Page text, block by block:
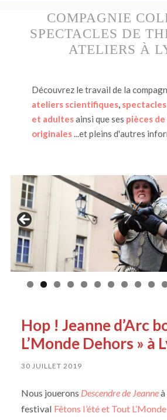
COMPAGNIE
SPECTACLES DE
ATELIERS À
Découvrez le travail de la
ateliers scientifiques,
et adultesainsi que ses pièces
originales...et pleins d'autres
Hop ! Jeanne d’Arc
L’Monde Dehors » à
30 JUILLET 2019
Nous jouerons Descendre de Jeanneà
festival Fêtons l’été et Tout